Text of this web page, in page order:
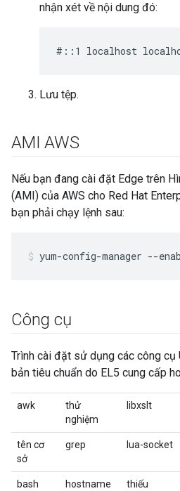
nhận xét về nội dung đó:
#::1 localhost
Lưu tệp.
AMI AWS
Nếu bạn đang cài đặt Edge trên
(AMI) của AWS cho Red Hat
bạn phải chạy lệnh sau:
yum-config-manager --
Công cụ
Trình cài đặt sử dụng các công cụ
bản tiêu chuẩn do EL5 cung cấp
awk
thử
nghiệm
libxslt
tên cơ
sở
grep lua-socket
bash hostname thiếu